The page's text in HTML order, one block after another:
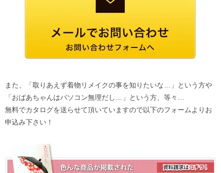
また、「取りあえず着物リメイクの事を知りたいな…」という方や
「おばあちゃんはパソコン無理だし…」という方、等々…
無料でカタログを送らせて頂いていますので以下のフォームよりお
申込み下さい！